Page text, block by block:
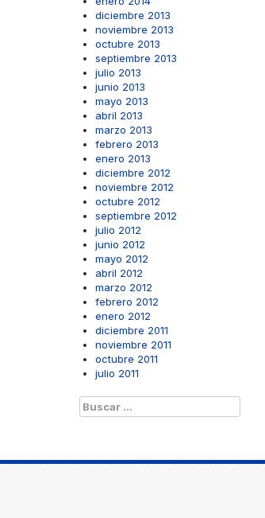
diciembre 2013
noviembre 2013
octubre 2013
septiembre 2013
julio 2013
junio 2013
mayo 2013
abril 2013
marzo 2013
febrero 2013
enero 2013
diciembre 2012
noviembre 2012
octubre 2012
septiembre 2012
julio 2012
junio 2012
mayo 2012
abril 2012
marzo 2012
febrero 2012
enero 2012
diciembre 2011
noviembre 2011
octubre 2011
julio 2011
Buscar: